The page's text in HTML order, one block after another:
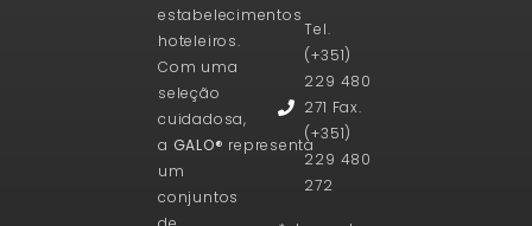
estabelecimentos
hoteleiros.
Com uma
seleção
cuidadosa,
a GALO® representa
um
conjuntos
Tel.
(+351)
229 480
271 Fax.
(+351)
229 480
272